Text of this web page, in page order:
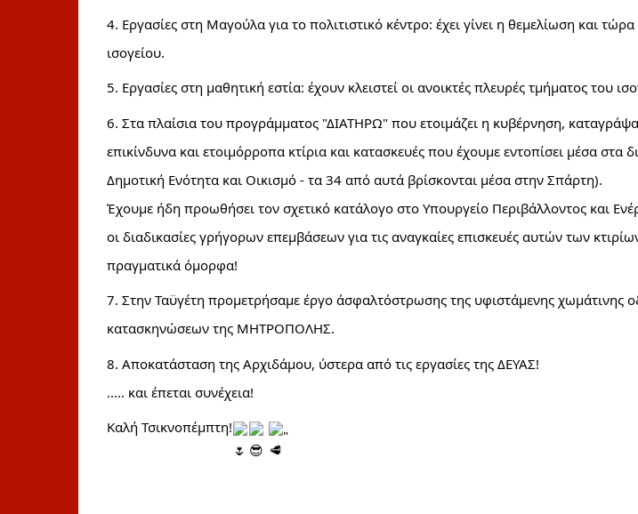
4. Εργασίες στη Μαγούλα για το πολιτιστικό κέντρο: έχει γίνει η θεμελίωση και
ισογείου.
5. Εργασίες στη μαθητική εστία: έχουν κλειστεί οι ανοικτές πλευρές τμήματος του
6. Στα πλαίσια του προγράμματος "ΔΙΑΤΗΡΩ" που ετοιμάζει η κυβέρνηση,
επικίνδυνα και ετοιμόρροπα κτίρια και κατασκευές που έχουμε εντοπίσει μέσα στα
Δημοτική Ενότητα και Οικισμό - τα 34 από αυτά βρίσκονται μέσα στην Σπάρτη).
Έχουμε ήδη προωθήσει τον σχετικό κατάλογο στο Υπουργείο Περιβάλλοντος και
οι διαδικασίες γρήγορων επεμβάσεων για τις αναγκαίες επισκευές αυτών των
πραγματικά όμορφα!
7. Στην Ταϋγέτη προμετρήσαμε έργο άσφαλτόστρωσης της υφιστάμενης χωμάτινης
κατασκηνώσεων της ΜΗΤΡΟΠΟΛΗΣ.
8. Αποκατάσταση της Αρχιδάμου, ύστερα από τις εργασίες της ΔΕΥΑΣ!
..... και έπεται συνέχεια!
Καλή Τσικνοπέμπτη!
"